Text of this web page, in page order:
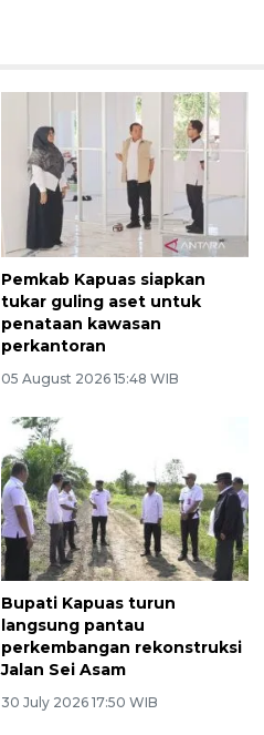
Pemkab Kapuas siapkan
tukar guling aset untuk
penataan kawasan
perkantoran
05 August 2026 15:48 WIB
Bupati Kapuas turun
langsung pantau
perkembangan rekonstruksi
Jalan Sei Asam
30 July 2026 17:50 WIB